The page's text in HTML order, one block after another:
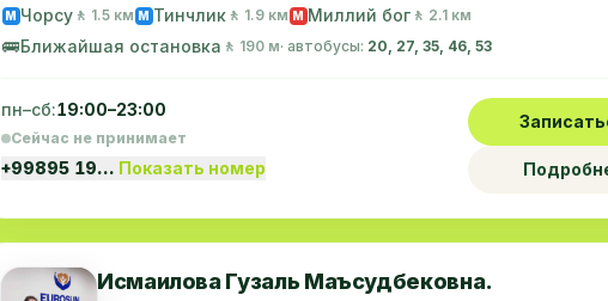
M Чорсу 🚶 1.5 км M Тинчлик 🚶 1.9 км M Миллий бог 🚶 2.1 км
🚌Ближайшая остановка 🚶 190 м· автобусы: 20, 27, 35, 46, 53
пн–сб:19:00–23:00
Сейчас не принимает
+99895 19… Показать номер
Исмаилова Гузаль Маъсудбековна.